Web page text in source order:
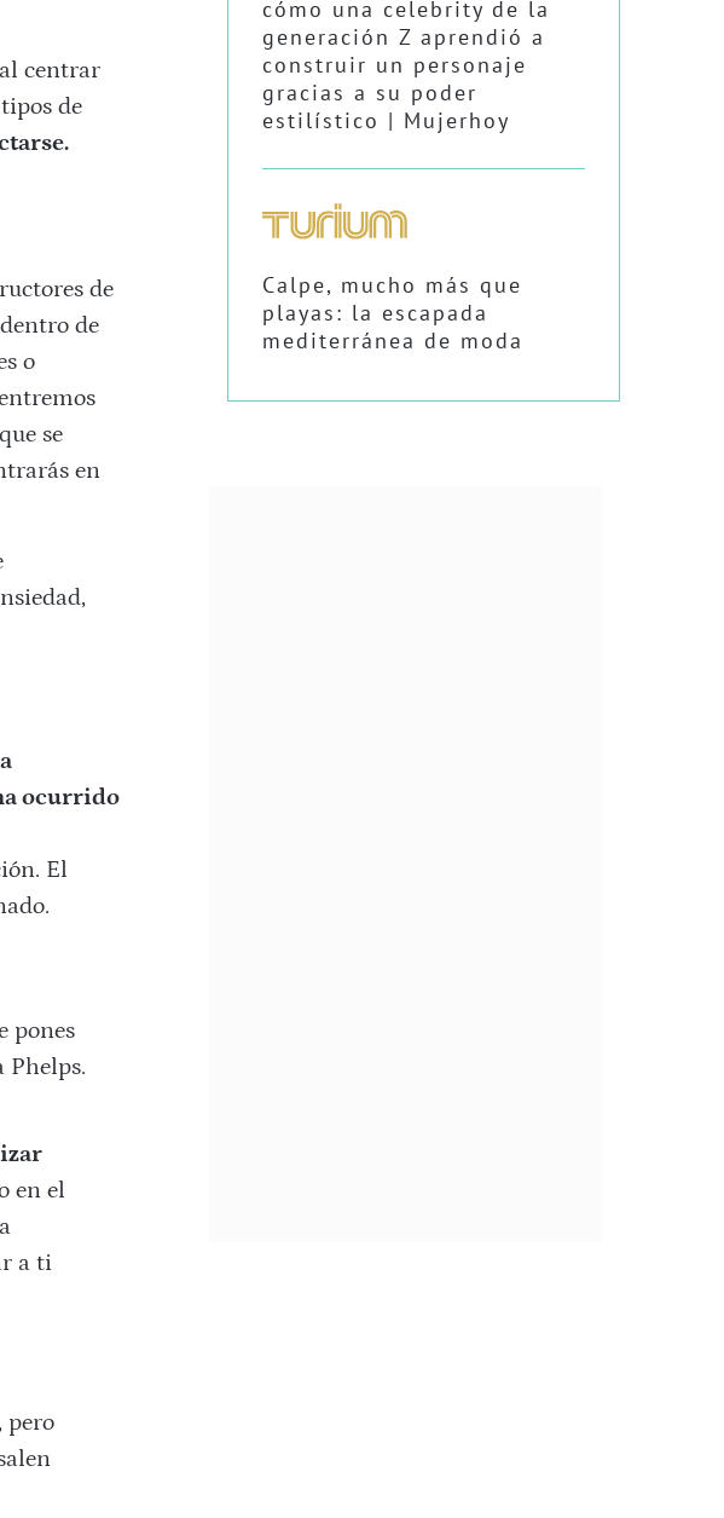
centrar
de
de
de
o
se
en
ocurrido
El
pones
Phelps.
en el
a ti
pero
cómo una celebrity de la
generación Z aprendió a
construir un personaje
gracias a su poder
estilístico | Mujerhoy
Calpe, mucho más que
playas: la escapada
mediterránea de moda